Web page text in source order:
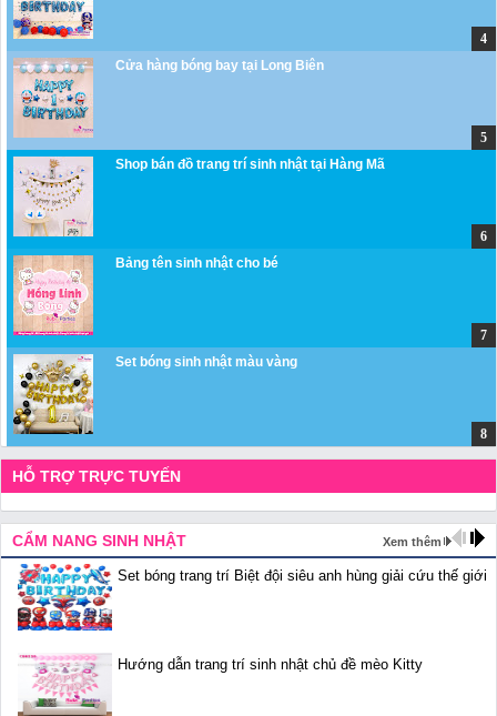
Cửa hàng bóng bay tại Long Biên
Shop bán đồ trang trí sinh nhật tại Hàng Mã
Bảng tên sinh nhật cho bé
Set bóng sinh nhật màu vàng
HỖ TRỢ TRỰC TUYẾN
CẨM NANG SINH NHẬT Xem thêm
Set bóng trang trí Biệt đội siêu anh hùng giải cứu thế giới
Hướng dẫn trang trí sinh nhật chủ đề mèo Kitty